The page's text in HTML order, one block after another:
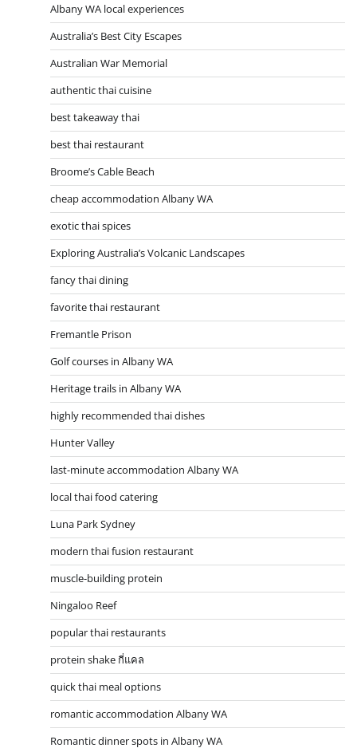
Albany WA local experiences
Australia’s Best City Escapes
Australian War Memorial
authentic thai cuisine
best takeaway thai
best thai restaurant
Broome’s Cable Beach
cheap accommodation Albany WA
exotic thai spices
Exploring Australia’s Volcanic Landscapes
fancy thai dining
favorite thai restaurant
Fremantle Prison
Golf courses in Albany WA
Heritage trails in Albany WA
highly recommended thai dishes
Hunter Valley
last-minute accommodation Albany WA
local thai food catering
Luna Park Sydney
modern thai fusion restaurant
muscle-building protein
Ningaloo Reef
popular thai restaurants
protein shake กี่แคล
quick thai meal options
romantic accommodation Albany WA
Romantic dinner spots in Albany WA